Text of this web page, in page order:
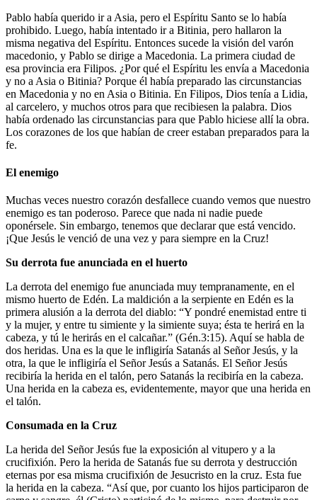
Pablo había querido ir a Asia, pero el Espíritu Santo se lo había
prohibido. Luego, había intentado ir a Bitinia, pero hallaron la
misma negativa del Espíritu. Entonces sucede la visión del varón
macedonio, y Pablo se dirige a Macedonia. La primera ciudad de
esa provincia era Filipos. ¿Por qué el Espíritu les envía a Macedonia
y no a Asia o Bitinia? Porque él había preparado las circunstancias
en Macedonia y no en Asia o Bitinia. En Filipos, Dios tenía a Lidia,
al carcelero, y muchos otros para que recibiesen la palabra. Dios
había ordenado las circunstancias para que Pablo hiciese allí la obra.
Los corazones de los que habían de creer estaban preparados para la
fe.
El enemigo
Muchas veces nuestro corazón desfallece cuando vemos que nuestro
enemigo es tan poderoso. Parece que nada ni nadie puede
oponérsele. Sin embargo, tenemos que declarar que está vencido.
¡Que Jesús le venció de una vez y para siempre en la Cruz!
Su derrota fue anunciada en el huerto
La derrota del enemigo fue anunciada muy tempranamente, en el
mismo huerto de Edén. La maldición a la serpiente en Edén es la
primera alusión a la derrota del diablo: “Y pondré enemistad entre ti
y la mujer, y entre tu simiente y la simiente suya; ésta te herirá en la
cabeza, y tú le herirás en el calcañar.” (Gén.3:15). Aquí se habla de
dos heridas. Una es la que le infligiría Satanás al Señor Jesús, y la
otra, la que le infligiría el Señor Jesús a Satanás. El Señor Jesús
recibiría la herida en el talón, pero Satanás la recibiría en la cabeza.
Una herida en la cabeza es, evidentemente, mayor que una herida en
el talón.
Consumada en la Cruz
La herida del Señor Jesús fue la exposición al vitupero y a la
crucifixión. Pero la herida de Satanás fue su derrota y destrucción
eternas por esa misma crucifixión de Jesucristo en la cruz. Esta fue
la herida en la cabeza. “Así que, por cuanto los hijos participaron de